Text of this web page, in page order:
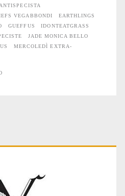
VEGABBONDI
EARTHLINGS
GUEFFUS
IDONTEATGRASS
JADE MONICA BELLO
MERCOLEDÌ EXTRA-